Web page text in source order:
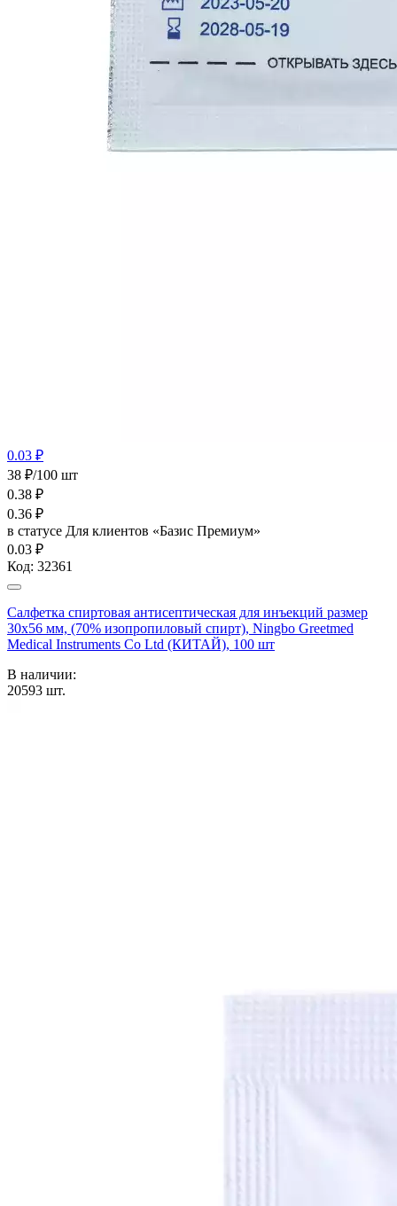
0.03 ₽
38 ₽/100 шт
0.38 ₽
0.36 ₽
в статусе Для клиентов «Базис Премиум»
0.03 ₽
Код: 32361
Салфетка спиртовая антисептическая для инъекций размер
30х56 мм, (70% изопропиловый спирт), Ningbo Greetmed
Medical Instruments Co Ltd (КИТАЙ), 100 шт
В наличии:
20593 шт.